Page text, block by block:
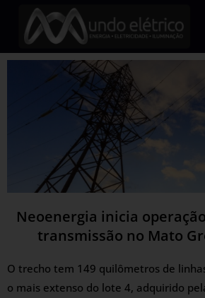
Neoenergia inicia
transmissão no Mato
O trecho tem 149 quilômetros de
o mais extenso do lote 4, adquirido